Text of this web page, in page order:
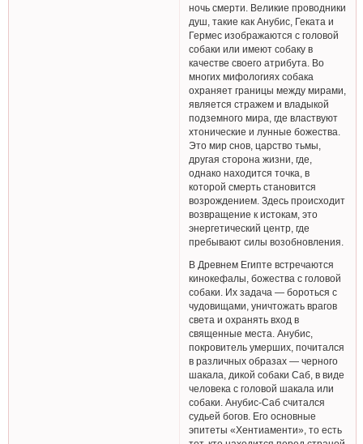
ночь смерти. Великие проводники
душ, такие как Анубис, Геката и
Гермес изображаются с головой
собаки или имеют собаку в
качестве своего атрибута. Во
многих мифологиях собака
охраняет границы между мирами,
является стражем и владыкой
подземного мира, где властвуют
хтонические и лунные божества.
Это мир снов, царство тьмы,
другая сторона жизни, где,
однако находится точка, в
которой смерть становится
возрождением. Здесь происходит
возвращение к истокам, это
энергетический центр, где
пребывают силы возобновления.
В Древнем Египте встречаются
кинокефалы, божества с головой
собаки. Их задача — бороться с
чудовищами, уничтожать врагов
света и охранять вход в
священные места. Анубис,
покровитель умерших, почитался
в различных образах — черного
шакала, дикой собаки Саб, в виде
человека с головой шакала или
собаки. Анубис-Саб считался
судьей богов. Его основные
эпитеты «Хентиаменти», то есть